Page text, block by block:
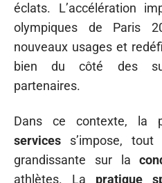
éclats. L’accélération
olympiques de Paris
nouveaux usages et
bien du côté des
partenaires.
Dans ce contexte, la
services s’impose,
grandissante sur la
athlètes. La pratique